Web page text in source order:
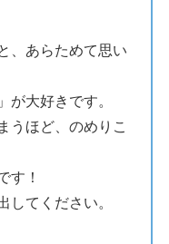
、あらためて思い
大好きです。
うほど、のめりこ
す！
てください。